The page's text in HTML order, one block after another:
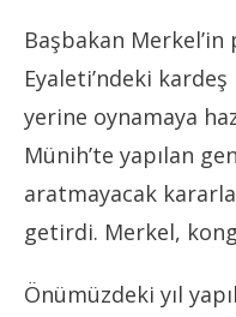
Başbakan Merkel’in
Eyaleti’ndeki kardeş
yerine oynamaya
Münih’te yapılan
aratmayacak
getirdi. Merkel,
Önümüzdeki yıl